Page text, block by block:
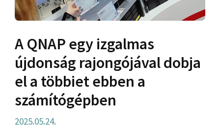
A QNAP egy izgalmas
újdonság rajongójával dobja
el a többiet ebben a
számítógépben
2025.05.24.